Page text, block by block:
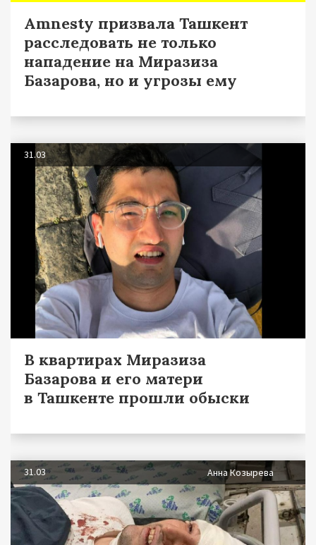
​​​Amnesty призвала Ташкент
расследовать не только
нападение на Миразиза
Базарова, но и угрозы ему
31.03
В квартирах Миразиза
Базарова и его матери
в Ташкенте прошли обыски
31.03 Анна Козырева